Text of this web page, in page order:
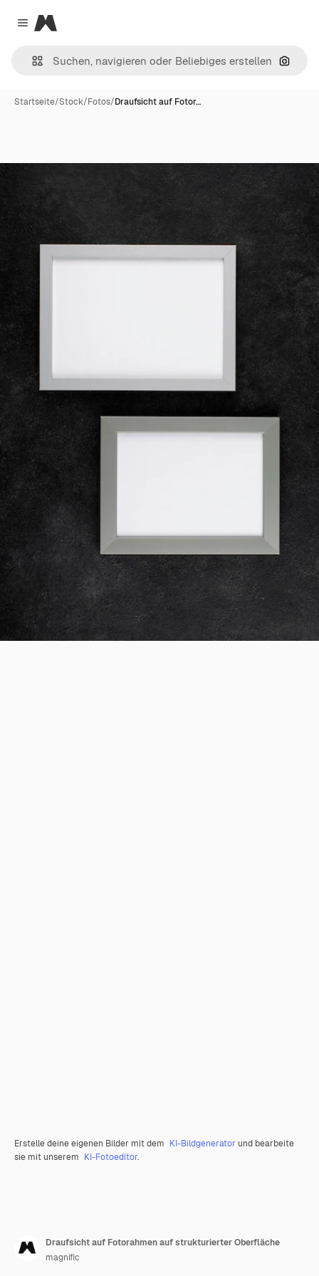
Close menu
Magnific
Nach
Startseite/Stock/Fotos/Draufsicht auf Fotor…
Erstelle deine eigenen Bilder mit dem KI-Bildgenerator und bearbeite
sie mit unserem KI-Fotoeditor.
Draufsicht auf Fotorahmen auf strukturierter Oberfläche
magnific